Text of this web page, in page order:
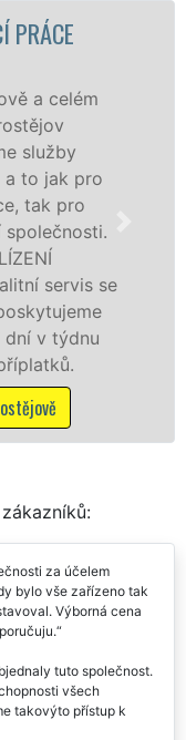
v
osobám
práce, a
za účelem
bylo vše zařízeno tak
Výborná cena
tuto společnost.
všech
takovýto přístup k